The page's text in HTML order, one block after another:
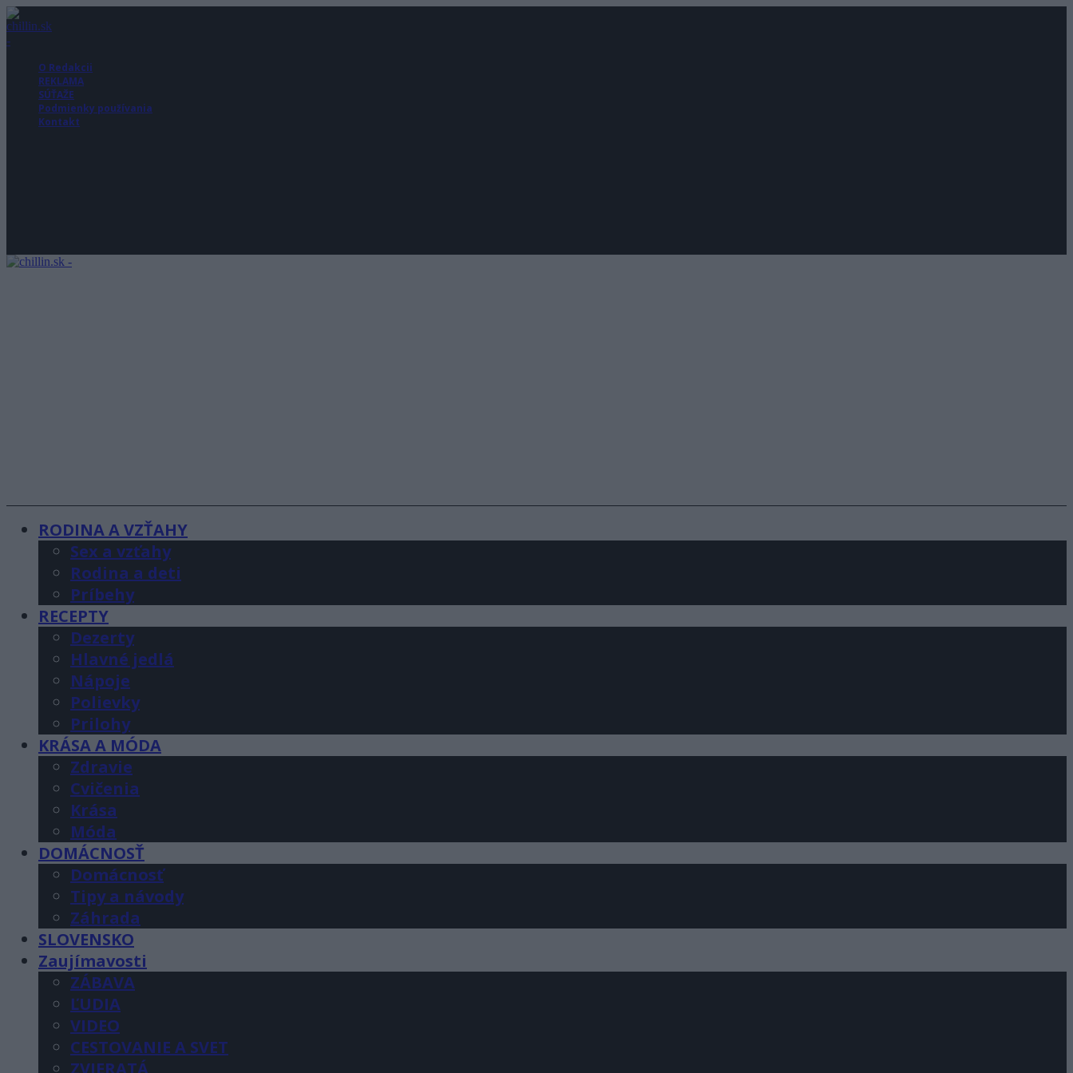
O Redakcii
REKLAMA
SÚŤAŽE
Podmienky používania
Kontakt
RODINA A VZŤAHY
Sex a vzťahy
Rodina a deti
Príbehy
RECEPTY
Dezerty
Hlavné jedlá
Nápoje
Polievky
Prilohy
KRÁSA A MÓDA
Zdravie
Cvičenia
Krása
Móda
DOMÁCNOSŤ
Domácnosť
Tipy a návody
Záhrada
SLOVENSKO
Zaujímavosti
ZÁBAVA
ĽUDIA
VIDEO
CESTOVANIE A SVET
ZVIERATÁ